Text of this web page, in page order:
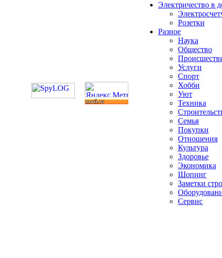
Электричество в
Розетки
Разное
Наука
Общество
Услуги
Спорт
Хобби
Уют
Техника
Семья
Покупки
Отношения
Культура
Здоровье
Экономика
Шопинг
Заметки
Сервис